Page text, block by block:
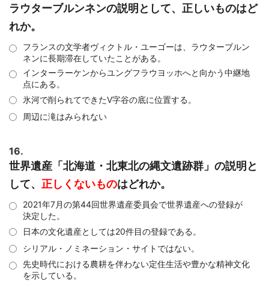
ラウターブルンネンの説明として、正しいものはど
れか。
フランスの文学者ヴィクトル・ユーゴーは、ラウターブルン
ネンに長期滞在していたことがある。
インターラーケンからユングフラウヨッホへと向かう中継地
点にある。
氷河で削られてできたV字谷の底に位置する。
周辺に滝はみられない
16.
世界遺産「北海道・北東北の縄文遺跡群」の説明と
して、 正しくないものはどれか。
2021年7月の第44回世界遺産委員会で世界遺産への登録が
決定した。
日本の文化遺産としては20件目の登録である。
シリアル・ノミネーション・サイトではない。
先史時代における農耕を伴わない定住生活や豊かな精神文化
を示している。